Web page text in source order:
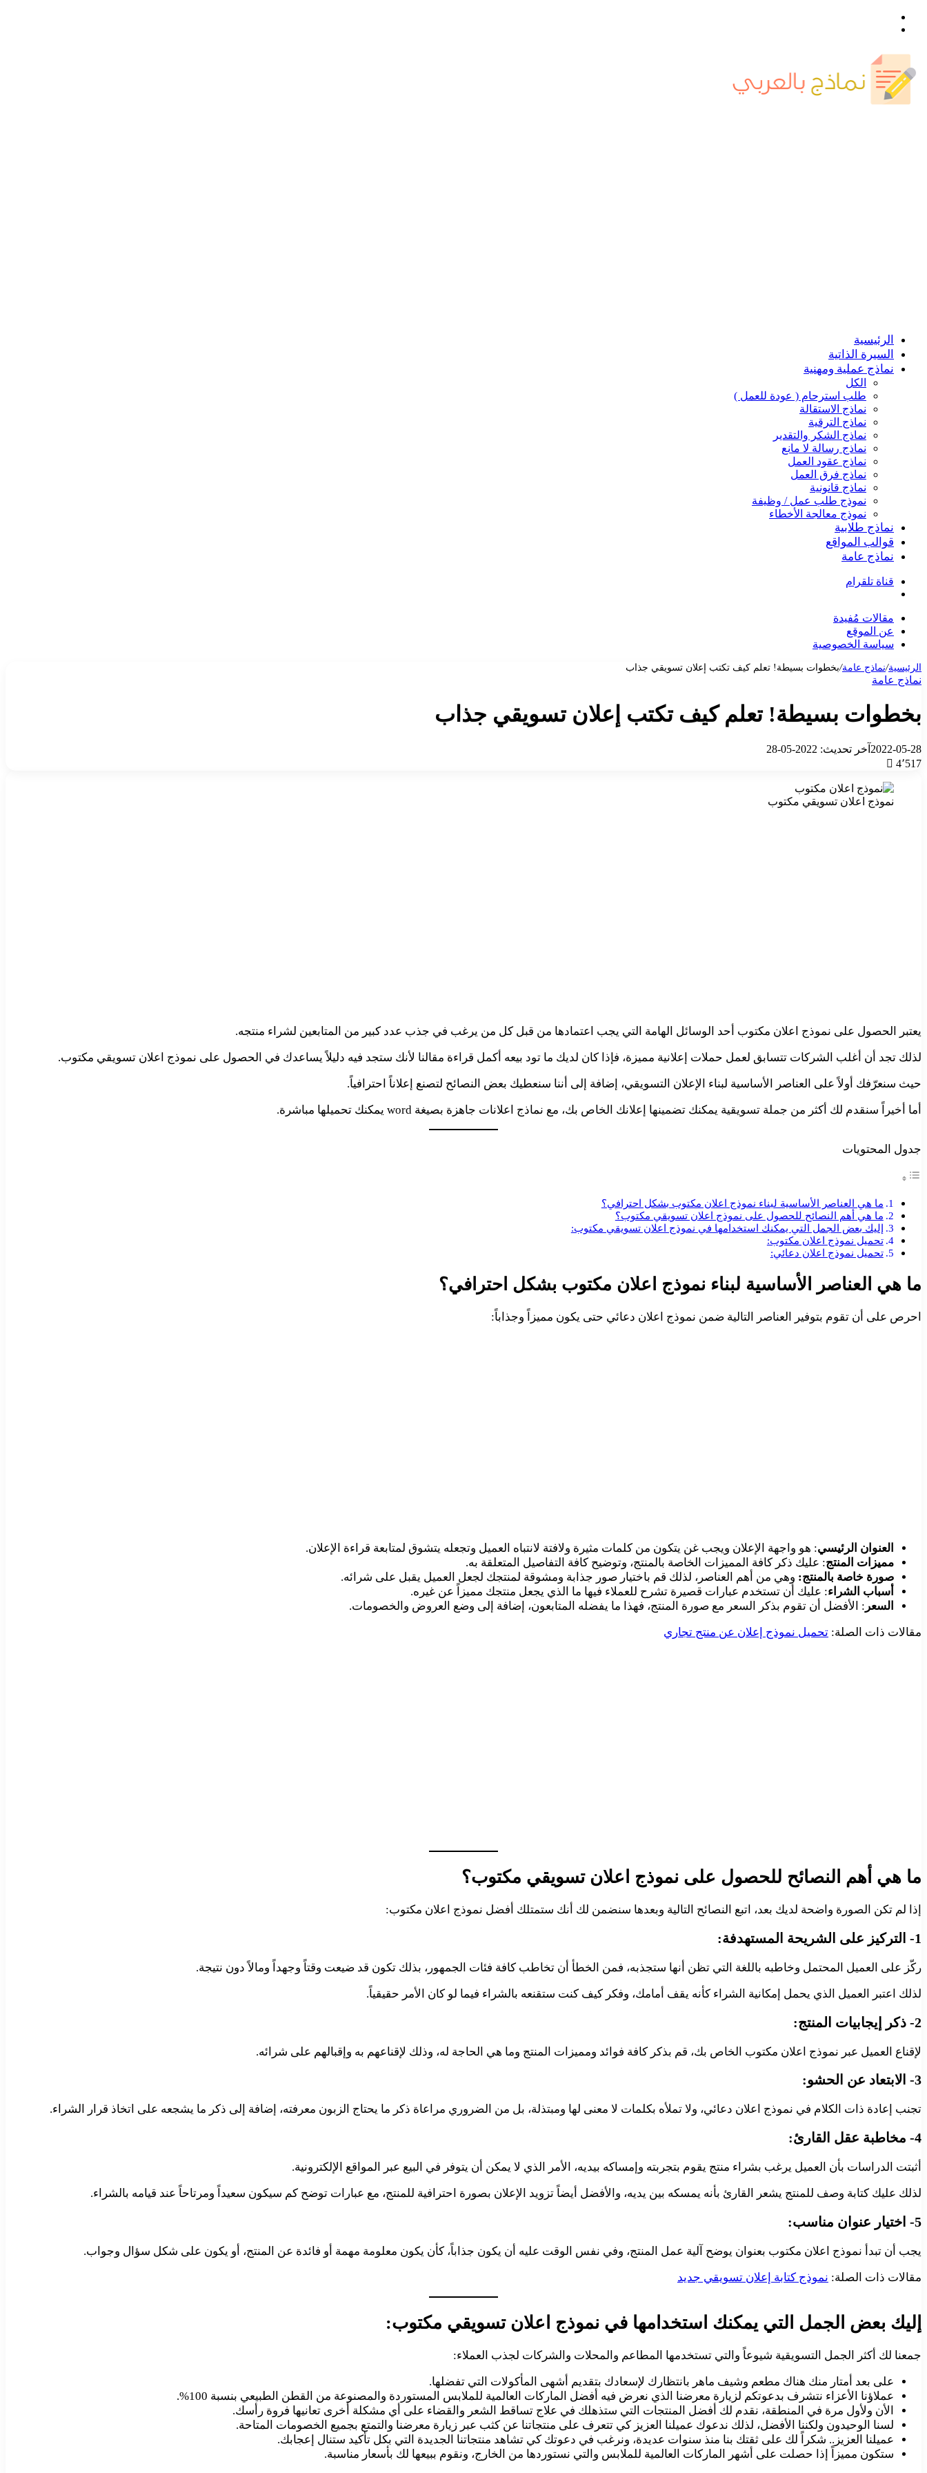
الرئيسية
السيرة الذاتية
نماذج عملية ومهنية
الكل
طلب استرحام ( عودة للعمل )
نماذج الاستقالة
نماذج الترقية
نماذج الشكر والتقدير
نماذج رسالة لا مانع
نماذج عقود العمل
نماذج فرق العمل
نماذج قانونية
نموذج طلب عمل / وظيفة
نموذج معالجة الأخطاء
نماذج طلابية
قوالب المواقع
نماذج عامة
قناة تلقرام
مقالات مُفيدة
عن الموقع
سياسة الخصوصية
الرئيسية/نماذج عامة/بخطوات بسيطة! تعلم كيف تكتب إعلان تسويقي جذاب
نماذج عامة
بخطوات بسيطة! تعلم كيف تكتب إعلان تسويقي جذاب
2022-05-28 آخر تحديث: 2022-05-28
4٬517
نموذج اعلان تسويقي مكتوب
يعتبر الحصول على نموذج اعلان مكتوب أحد الوسائل الهامة التي يجب اعتمادها من قبل كل من يرغب في جذب عدد كبير من المتابعين لشراء منتجه.
لذلك تجد أن أغلب الشركات تتسابق لعمل حملات إعلانية مميزة، فإذا كان لديك ما تود بيعه أكمل قراءة مقالنا لأنك ستجد فيه دليلاً يساعدك في الحصول على نموذج اعلان تسويقي مكتوب.
حيث سنعرّفك أولاً على العناصر الأساسية لبناء الإعلان التسويقي، إضافة إلى أننا سنعطيك بعض النصائح لتصنع إعلاناً احترافياً.
أما أخيراً سنقدم لك أكثر من جملة تسويقية يمكنك تضمينها إعلانك الخاص بك، مع نماذج اعلانات جاهزة بصيغة word يمكنك تحميلها مباشرة.
جدول المحتويات
ما هي العناصر الأساسية لبناء نموذج اعلان مكتوب بشكل احترافي؟
ما هي أهم النصائح للحصول على نموذج اعلان تسويقي مكتوب؟
إليك بعض الجمل التي يمكنك استخدامها في نموذج اعلان تسويقي مكتوب:
تحميل نموذج اعلان مكتوب:
تحميل نموذج اعلان دعائي:
ما هي العناصر الأساسية لبناء نموذج اعلان مكتوب بشكل احترافي؟
احرص على أن تقوم بتوفير العناصر التالية ضمن نموذج اعلان دعائي حتى يكون مميزاً وجذاباً:
العنوان الرئيسي: هو واجهة الإعلان ويجب غن يتكون من كلمات مثيرة ولافتة لانتباه العميل وتجعله يتشوق لمتابعة قراءة الإعلان.
مميزات المنتج: عليك ذكر كافة المميزات الخاصة بالمنتج، وتوضيح كافة التفاصيل المتعلقة به.
صورة خاصة بالمنتج: وهي من أهم العناصر، لذلك قم باختيار صور جذابة ومشوقة لمنتجك لجعل العميل يقبل على شرائه.
أسباب الشراء: عليك أن تستخدم عبارات قصيرة تشرح للعملاء فيها ما الذي يجعل منتجك مميزاً عن غيره.
السعر : الأفضل أن تقوم بذكر السعر مع صورة المنتج، فهذا ما يفضله المتابعون، إضافة إلى وضع العروض والخصومات.
مقالات ذات الصلة: تحميل نموذج إعلان عن منتج تجاري
ما هي أهم النصائح للحصول على نموذج اعلان تسويقي مكتوب؟
إذا لم تكن الصورة واضحة لديك بعد، اتبع النصائح التالية وبعدها سنضمن لك أنك ستمتلك أفضل نموذج اعلان مكتوب:
1- التركيز على الشريحة المستهدفة:
ركّز على العميل المحتمل وخاطبه باللغة التي تظن أنها ستجذبه، فمن الخطأ أن تخاطب كافة فئات الجمهور، بذلك تكون قد ضيعت وقتاً وجهداً ومالاً دون نتيجة.
لذلك اعتبر العميل الذي يحمل إمكانية الشراء كأنه يقف أمامك، وفكر كيف كنت ستقنعه بالشراء فيما لو كان الأمر حقيقياً.
2- ذكر إيجابيات المنتج:
لإقناع العميل عبر نموذج اعلان مكتوب الخاص بك، قم بذكر كافة فوائد ومميزات المنتج وما هي الحاجة له، وذلك لإقناعهم به وإقبالهم على شرائه.
3- الابتعاد عن الحشو:
تجنب إعادة ذات الكلام في نموذج اعلان دعائي، ولا تملأه بكلمات لا معنى لها ومبتذلة، بل من الضروري مراعاة ذكر ما يحتاج الزبون معرفته، إضافة إلى ذكر ما يشجعه على اتخاذ قرار الشراء.
4- مخاطبة عقل القارئ:
أثبتت الدراسات بأن العميل يرغب بشراء منتج يقوم بتجربته وإمساكه بيديه، الأمر الذي لا يمكن أن يتوفر في البيع عبر المواقع الإلكترونية.
لذلك عليك كتابة وصف للمنتج يشعر القارئ بأنه يمسكه بين يديه، والأفضل أيضاً تزويد الإعلان بصورة احترافية للمنتج، مع عبارات توضح كم سيكون سعيداً ومرتاحاً عند قيامه بالشراء.
5- اختيار عنوان مناسب:
يجب أن تبدأ نموذج اعلان مكتوب بعنوان يوضح آلية عمل المنتج، وفي نفس الوقت عليه أن يكون جذاباً، كأن يكون معلومة مهمة أو فائدة عن المنتج، أو يكون على شكل سؤال وجواب.
مقالات ذات الصلة: نموذج كتابة إعلان تسويقي جديد
إليك بعض الجمل التي يمكنك استخدامها في نموذج اعلان تسويقي مكتوب:
جمعنا لك أكثر الجمل التسويقية شيوعاً والتي تستخدمها المطاعم والمحلات والشركات لجذب العملاء:
على بعد أمتار منك هناك مطعم وشيف ماهر بانتظارك لإسعادك بتقديم أشهى المأكولات التي تفضلها.
عملاؤنا الأعزاء نتشرف بدعوتكم لزيارة معرضنا الذي نعرض فيه أفضل الماركات العالمية للملابس المستوردة والمصنوعة من القطن الطبيعي بنسبة 100%.
الأن ولأول مرة في المنطقة، نقدم لك أفضل المنتجات التي ستذهلك في علاج تساقط الشعر والقضاء على أي مشكلة أخرى تعانيها فروة رأسك.
لسنا الوحيدون ولكننا الأفضل، لذلك ندعوك عميلنا العزيز كي تتعرف على منتجاتنا عن كثب عبر زيارة معرضنا والتمتع بجميع الخصومات المتاحة.
عميلنا العزيز.. شكراً لك على ثقتك بنا منذ سنوات عديدة، ونرغب في دعوتك كي تشاهد منتجاتنا الجديدة التي بكل تأكيد ستنال إعجابك.
ستكون مميزاً إذا حصلت على أشهر الماركات العالمية للملابس والتي نستوردها من الخارج، ونقوم ببيعها لك بأسعار مناسبة.